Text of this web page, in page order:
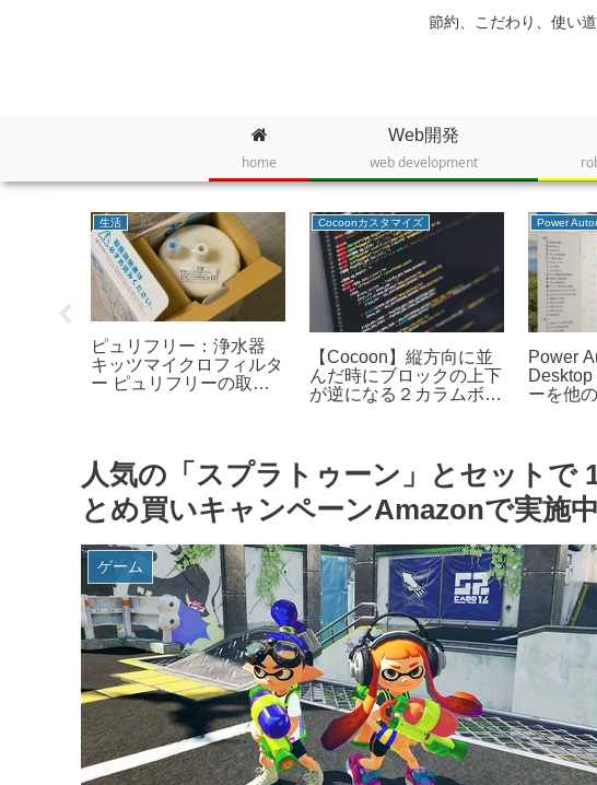
節約、こだわり、使い
home
Web開発
web development
プログラミング全般
Android版 Chromeでス
ーパーリロードを強制的
に行うには
Power Automate Desktop
Power Automate
Desktop：Robin言語の
解説＆簡易リファレンス
Power
Desktop
引数を
人気の「スプラトゥーン」とセットで
とめ買いキャンペーンAmazonで実施中
ゲーム